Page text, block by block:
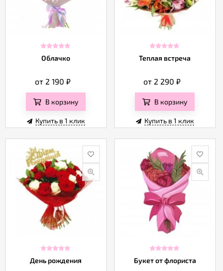
Облачко
от 2 190₽
В корзину
Купить в 1 клик
Теплая встреча
от 2 290 ₽
В корзину
Купить в 1 клик
День рождения Букет от флориста